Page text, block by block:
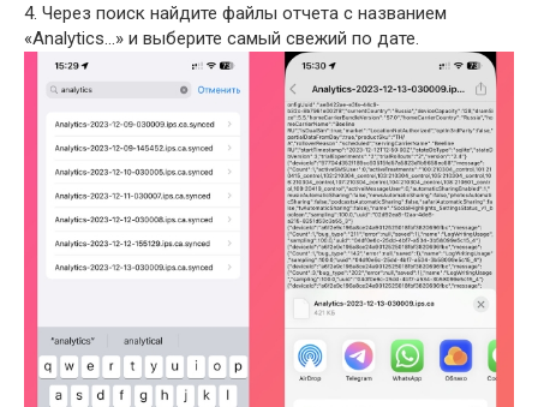
4. Через поиск найдите файлы отчета с названием
«Analytics…» и выберите самый свежий по дате.